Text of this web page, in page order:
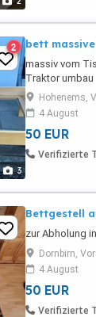
3
2 bett
massiv vom
Traktor umbau
Hohenems,
4 August
50 EUR
Verifizierte
Bettgestell
zur Abholung
Dornbirn,
4 August
50 EUR
Verifizierte